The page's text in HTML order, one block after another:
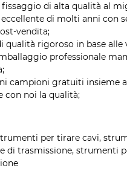
di alta qualità al
eccellente di molti anni con
vendita;
qualità rigoroso in base alle
professionale
campioni gratuiti insieme
con noi la qualità;
per tirare cavi,
di trasmissione, strumenti